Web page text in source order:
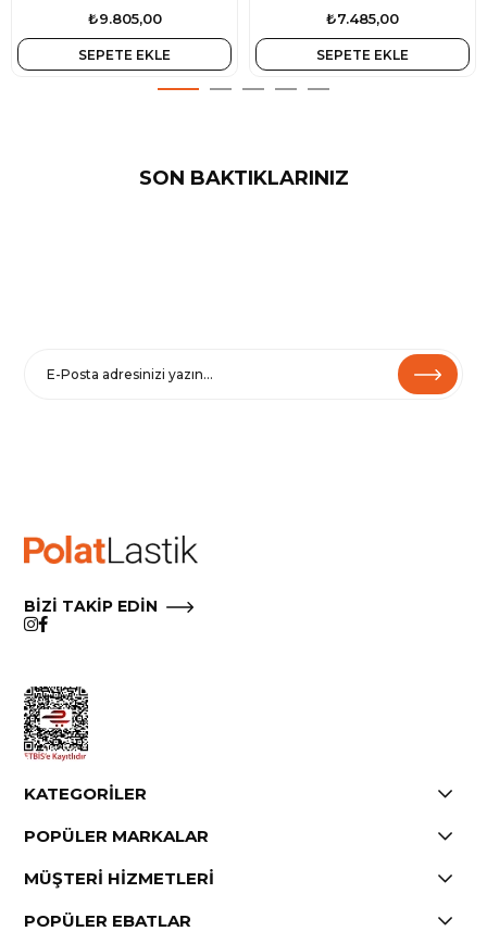
₺9.805,00
SEPETE EKLE
₺7.485,00
SEPETE EKLE
SON BAKTIKLARINIZ
BİZİ TAKİP EDİN
KATEGORİLER
POPÜLER MARKALAR
MÜŞTERİ HİZMETLERİ
POPÜLER EBATLAR